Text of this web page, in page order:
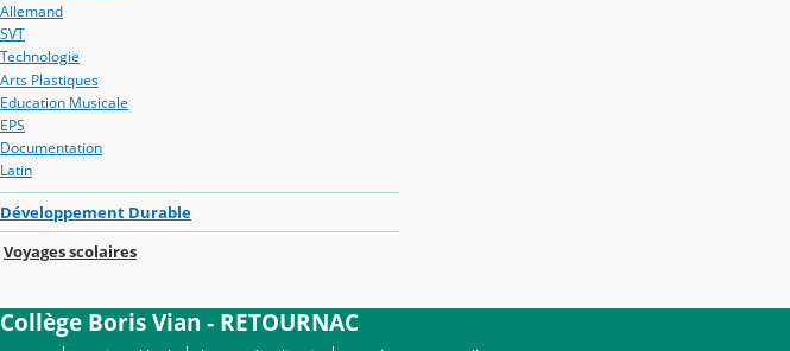
Allemand
SVT
Technologie
Arts Plastiques
Education Musicale
EPS
Documentation
Latin
Développement Durable
Voyages scolaires
Collège Boris Vian - RETOURNAC